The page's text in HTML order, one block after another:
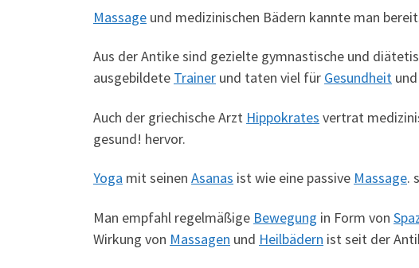
Massage und medizinischen Bädern kannte man
Aus der Antike sind gezielte gymnastische und
ausgebildete Trainer und taten viel für Gesundheit und
Auch der griechische Arzt Hippokrates vertrat
gesund! hervor.
Yoga mit seinen Asanas ist wie eine passive Massage.
Man empfahl regelmäßige Bewegung in Form von
Wirkung von Massagen und Heilbädern ist seit der